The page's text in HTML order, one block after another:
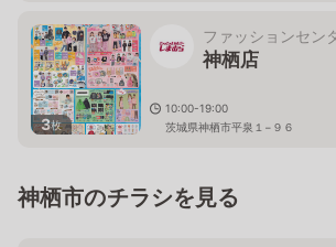
3枚
ファッションセン
神栖店
10:00-19:00
茨城県神栖市平泉１−９６
神栖市のチラシを見る